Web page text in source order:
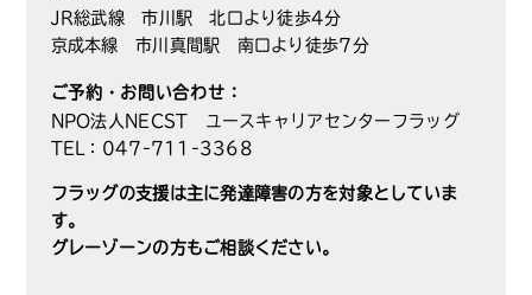
JR総武線 市川駅 北口より徒歩4分
京成本線 市川真間駅 南口より徒歩7分
ご予約・お問い合わせ：
NPO法人NECST ユースキャリアセンターフラッグ
TEL：047-711-3368
フラッグの支援は主に発達障害の方を対象としていま
す。
グレーゾーンの方もご相談ください。